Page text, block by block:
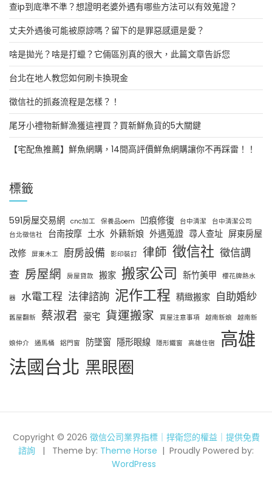
查ip到底準不準？想證明老婆外遇有哪些方法可以有效蒐證？
丈夫外遇後可能被原諒嗎？留下的是罪惡感還是愛？
啥是拋光？啥是打蠟？它倆區別真的很大，此篇文章告訴您
台北在地人教您如何刷卡換現金
徵信社的抓姦流程是怎樣？！
尾牙小禮物新鮮漁獲這裡買？買新鮮魚貨的5大關鍵
【宅配魚推薦】鮮魚網購，14間高評價鮮魚網購讓你不再踩雷！！
標籤
591房屋交易網 cnc加工 保養品oem 凹痕修復 台中清潔
台中清潔公司
台北徵信社
台南按摩 土水 外籍新娘 外遇蒐證 尋人查址 屏東房屋
改修 屏東木工 廚房設備 影印裝訂 律師 徵信社 徵信調
查 房屋網 房屋貸款 搬家 搬家公司 新竹美甲 櫻花牌熱水
器 水電工程 法律諮詢 泥作工程 精緻搬家 自助婚紗
舊屋翻新 蔡淑君 豪宅 貨運搬家 買屋注意事項 越南新娘 越南新
娘仲介 通馬桶 鋁門窗 防墜窗 隱形眼線 隱形鐵窗 高雄住宿
高雄
法國台北 黑眼圈
Copyright © 2026 徵信公司業界指標｜捍衛您的權益｜提供免費
諮詢
Theme by: Theme Horse
Proudly Powered by:
WordPress